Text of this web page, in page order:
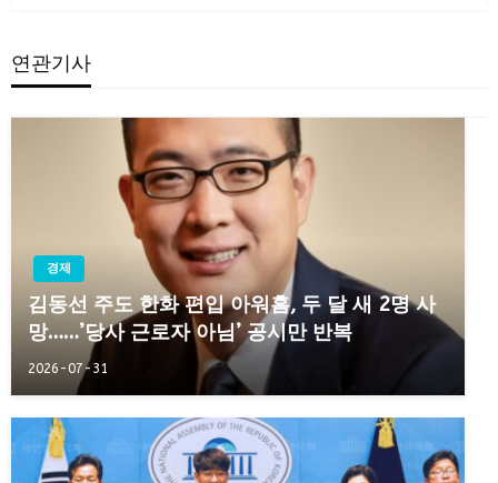
연관기사
경제
김동선 주도 한화 편입 아워홈, 두 달 새 2명 사
망……’당사 근로자 아님’ 공시만 반복
2026-07-31